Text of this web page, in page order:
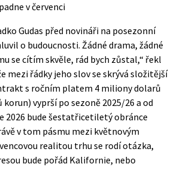
v červenci
Gudas před novináři na posezonní
o budoucnosti. Žádné drama, žádné
se cítím skvěle, rád bych zůstal,“ řekl
mezi řádky jeho slov se skrývá složitější
s ročním platem 4 miliony dolarů
vyprší po sezoně 2025/26 a od
2026 bude šestatřicetiletý obránce
v tom pásmu mezi květnovým
realitou trhu se rodí otázka,
bude pořád Kalifornie, nebo